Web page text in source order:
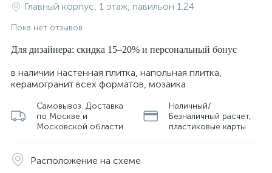
Главный корпус, 1 этаж, павильон 1.24
Пока нет отзывов
Для дизайнера: скидка 15–20% и персональный бонус
в наличии настенная плитка, напольная плитка,
керамогранит всех форматов, мозаика
Самовывоз. Доставка
по Москве и
Московской области
Наличный/
Безналичный расчет,
пластиковые карты
Расположение на схеме